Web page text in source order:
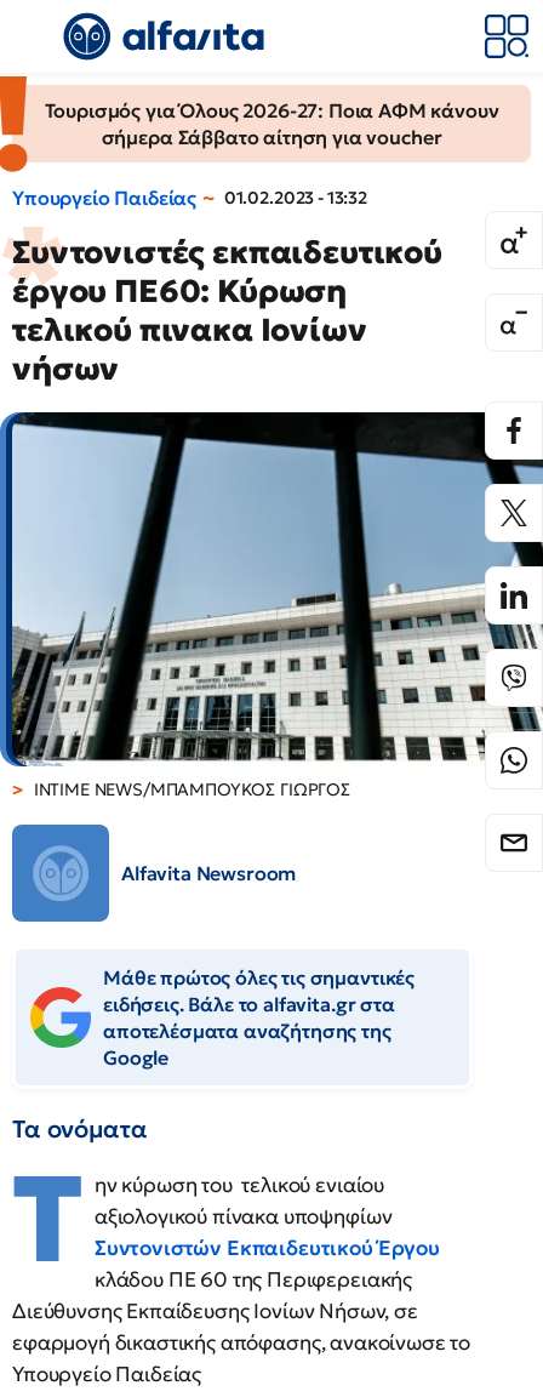
Τουρισμός για Όλους 2026-27: Ποια ΑΦΜ κάνουν
σήμερα Σάββατο αίτηση για voucher
Υπουργείο Παιδείας 01.02.2023 - 13:32
Συντονιστές εκπαιδευτικού
έργου ΠΕ60: Κύρωση
τελικού πινακα Ιονίων
νήσων
INTIME NEWS/ΜΠΑΜΠΟΥΚΟΣ ΓΙΩΡΓΟΣ
Alfavita Newsroom
Μάθε πρώτος όλες τις σημαντικές
ειδήσεις. Βάλε το alfavita.gr στα
αποτελέσματα αναζήτησης της
Google
Τα ονόματα
Τ ην κύρωση του τελικού ενιαίου
αξιολογικού πίνακα υποψηφίων
Συντονιστών Εκπαιδευτικού Έργου
κλάδου ΠΕ 60 της Περιφερειακής
Διεύθυνσης Εκπαίδευσης Ιονίων Νήσων, σε
εφαρμογή δικαστικής απόφασης, ανακοίνωσε το
Υπουργείο Παιδείας